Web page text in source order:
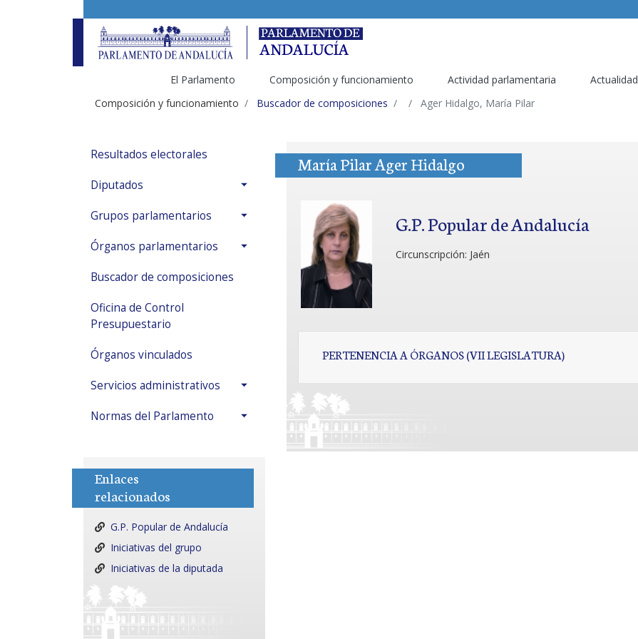
El Parlamento Composición y funcionamiento Actividad parlamentaria Actualidad
Composición y funcionamiento
Buscador de composiciones Ager Hidalgo, María Pilar
Resultados electorales
Diputados
Grupos parlamentarios
Órganos parlamentarios
Buscador de composiciones
Oficina de Control
Presupuestario
Órganos vinculados
Servicios administrativos
Normas del Parlamento
Enlaces
relacionados
G.P. Popular de Andalucía
Iniciativas del grupo
Iniciativas de la diputada
María Pilar Ager Hidalgo
G.P. Popular de Andalucía
Circunscripción: Jaén
PERTENENCIA A ÓRGANOS (VII LEGISLATURA)